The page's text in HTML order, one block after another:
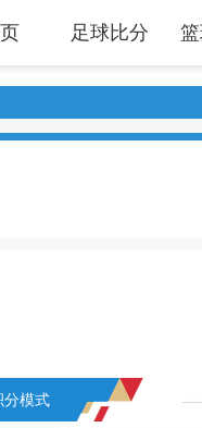
足球比分
分模式